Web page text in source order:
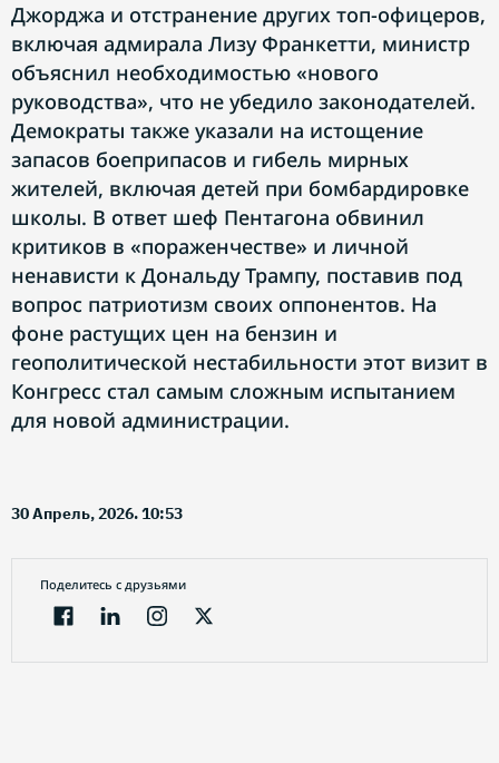
Джорджа и отстранение других топ-офицеров,
включая адмирала Лизу Франкетти, министр
объяснил необходимостью «нового
руководства», что не убедило законодателей.
Демократы также указали на истощение
запасов боеприпасов и гибель мирных
жителей, включая детей при бомбардировке
школы. В ответ шеф Пентагона обвинил
критиков в «пораженчестве» и личной
ненависти к Дональду Трампу, поставив под
вопрос патриотизм своих оппонентов. На
фоне растущих цен на бензин и
геополитической нестабильности этот визит в
Конгресс стал самым сложным испытанием
для новой администрации.
30 Апрель, 2026. 10:53
Поделитесь с друзьями